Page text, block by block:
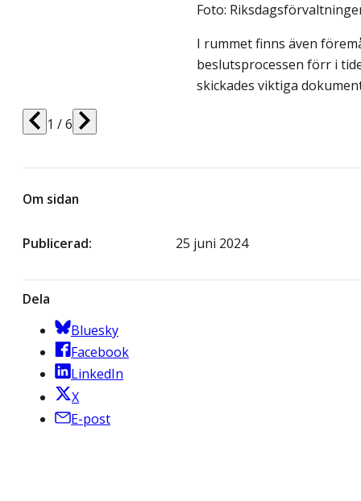
Foto:
I rummet finns även
beslutsprocessen förr i
skickades viktiga
1 / 6
Om sidan
Publicerad 25 juni 2024
Dela
Bluesky
Facebook
LinkedIn
X
E-post